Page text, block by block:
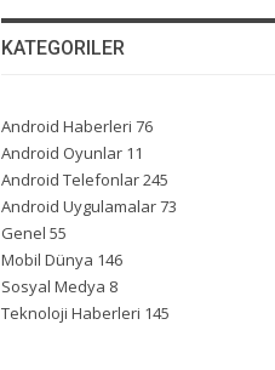
KATEGORILER
Android Haberleri 76
Android Oyunlar 11
Android Telefonlar245
Android Uygulamalar73
Genel 55
Mobil Dünya 146
Sosyal Medya 8
Teknoloji Haberleri 145